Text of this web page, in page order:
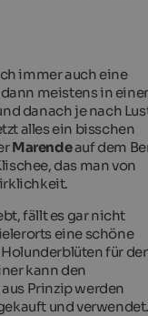
immer auch eine
meistens in
danach je nach
alles ein bisschen
Marendeauf dem
das man von
fällt es gar nicht
eine schöne
für
kann den
Prinzip werden
und